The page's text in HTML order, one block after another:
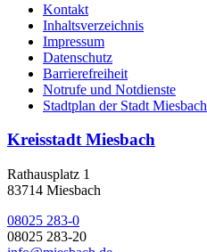
Kontakt
Inhaltsverzeichnis
Impressum
Datenschutz
Barrierefreiheit
Notrufe und Notdienste
Stadtplan der Stadt Miesbach
Kreisstadt Miesbach
Rathausplatz 1
83714 Miesbach
08025 283-0
08025 283-20